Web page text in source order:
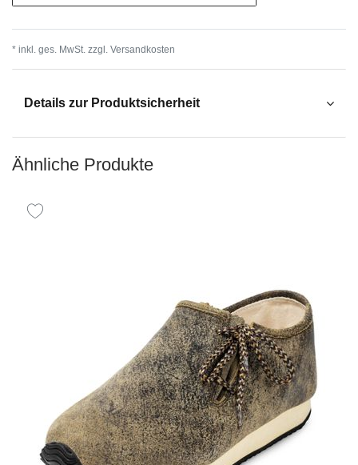
* inkl. ges. MwSt. zzgl. Versandkosten
Details zur Produktsicherheit
Ähnliche Produkte